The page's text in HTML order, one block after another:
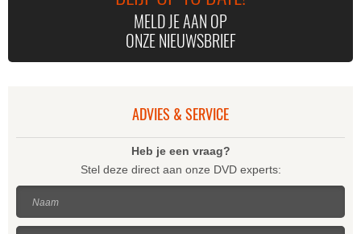
MELD JE AAN OP
ONZE NIEUWSBRIEF
ADVIES & SERVICE
Heb je een vraag?
Stel deze direct aan onze DVD experts:
Naam